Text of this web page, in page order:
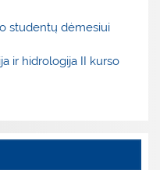
studentų dėmesiui
ir hidrologija II kurso